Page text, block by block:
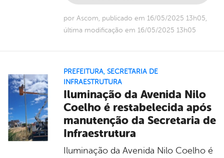
por Ascom, publicado em 16/05/2025 13h05,
última modificação em 16/05/2025 13h05
PREFEITURA, SECRETARIA DE
INFRAESTRUTURA
Iluminação da Avenida Nilo
Coelho é restabelecida após
manutenção da Secretaria de
Infraestrutura
Iluminação da Avenida Nilo Coelho é